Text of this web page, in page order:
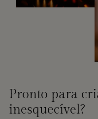
Pronto para
inesquecível?